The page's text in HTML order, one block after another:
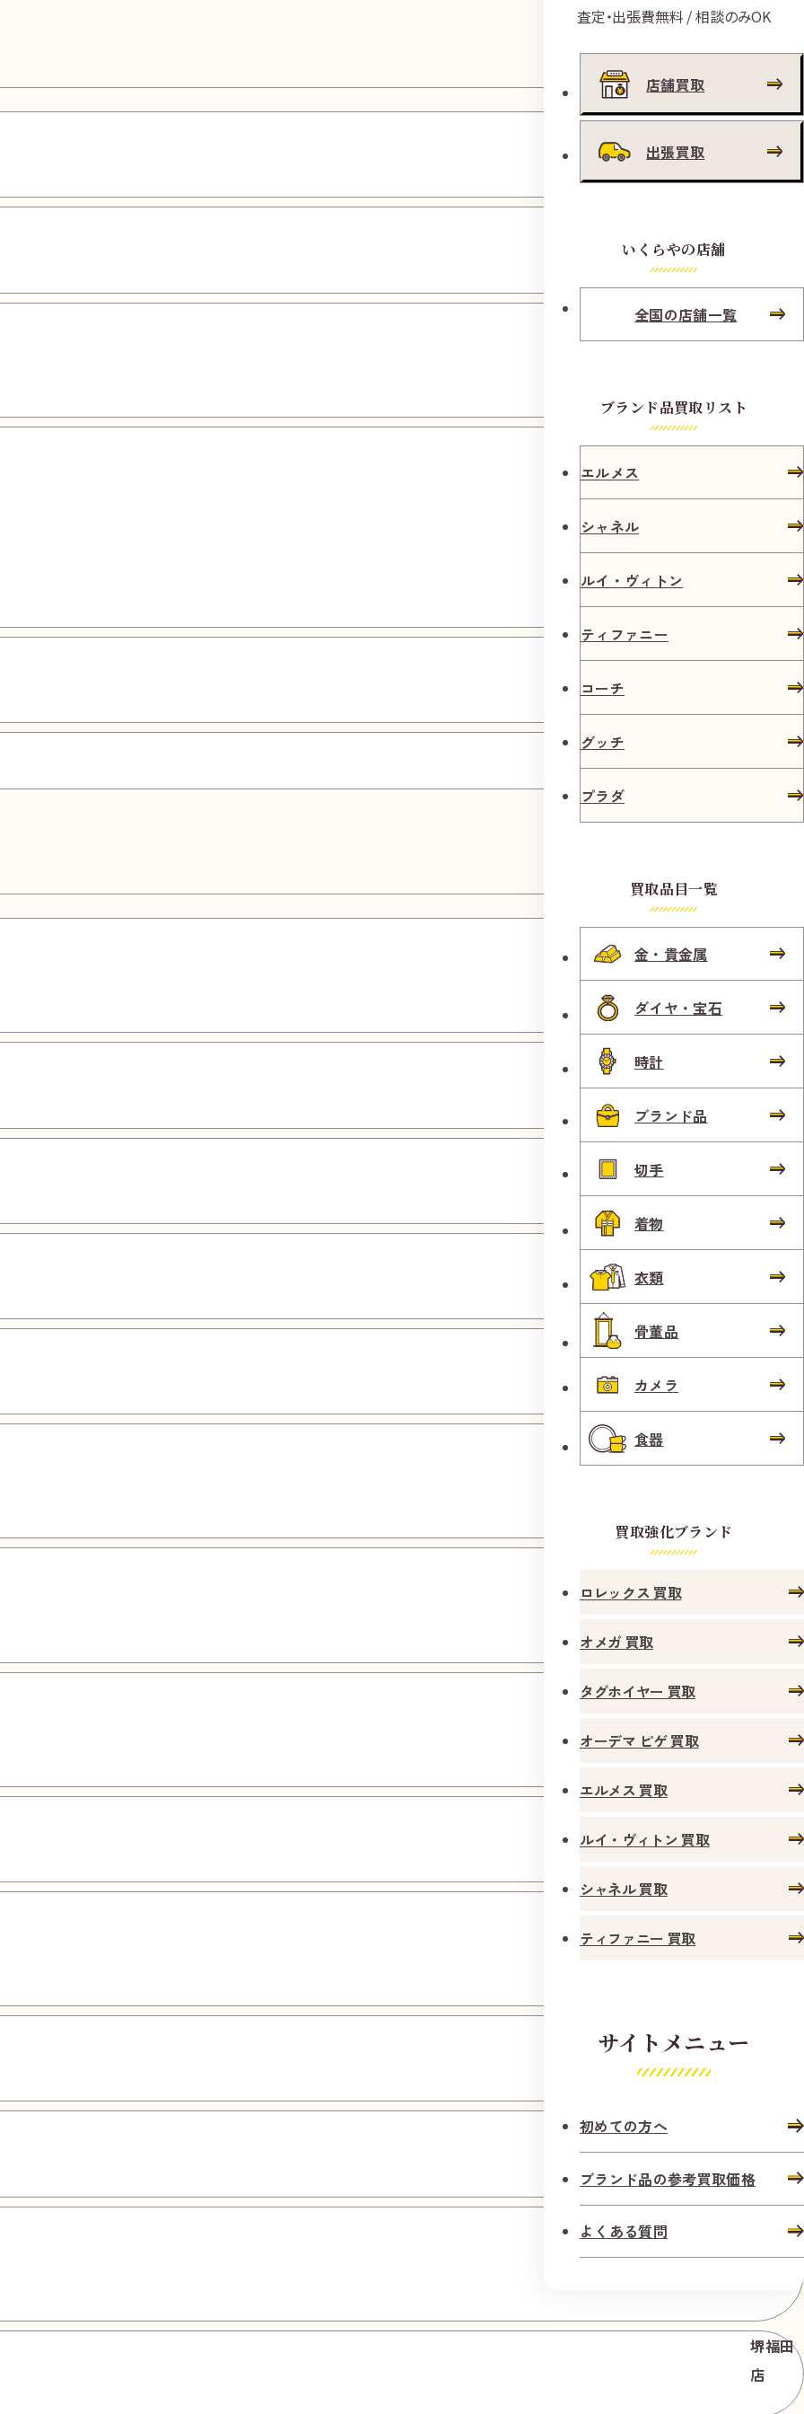
西院四
条通店
銀閣寺
白川通
イズミ
ヤショッ
ピング
センタ
ー 六地
円町店
天王寺
舟橋町
田尻嘉
祥寺店
前店
羽曳野
白鳥店
豊中桜
ウイス
テ野田
神駅前
大阪長
ーレ蛍
長居駅
前店
堺福田
店
査定・出張費無料 / 相談のみOK
店舗買取
出張買取
いくらやの店舗
全国の店舗一覧
ブランド品買取リスト
エルメス
シャネル
ルイ・ヴィトン
ティファニー
コーチ
グッチ
プラダ
買取品目一覧
金・貴金属
ダイヤ・宝石
時計
ブランド品
切手
着物
衣類
骨董品
カメラ
食器
買取強化ブランド
ロレックス 買取
オメガ 買取
タグホイヤー 買取
オーデマ ピゲ 買取
エルメス 買取
ルイ・ヴィトン 買取
シャネル 買取
ティファニー 買取
サイトメニュー
初めての方へ
ブランド品の参考買取価格
よくある質問